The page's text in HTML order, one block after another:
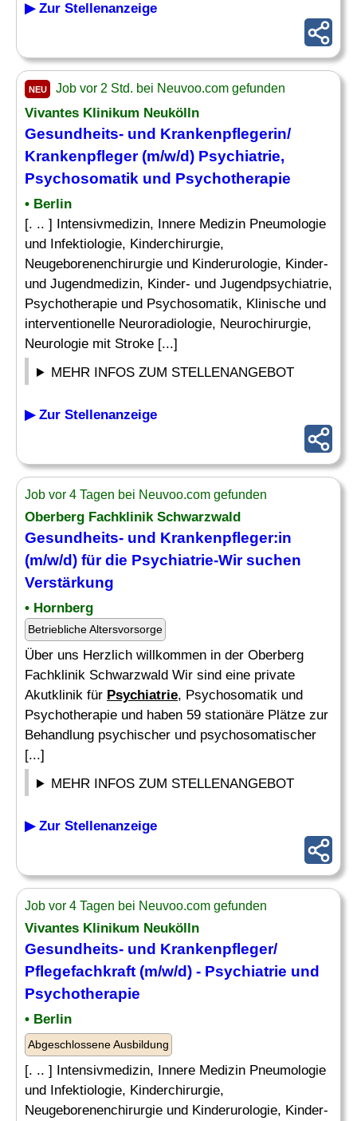
▶ Zur Stellenanzeige
NEU Job vor 2 Std. bei Neuvoo.com gefunden
Vivantes Klinikum Neukölln
Gesundheits- und Krankenpflegerin/
Krankenpfleger(m/w/d) Psychiatrie,
Psychosomatik und Psychotherapie
• Berlin
[. .. ] Intensivmedizin, Innere Medizin Pneumologie
und Infektiologie, Kinderchirurgie,
Neugeborenenchirurgie und Kinderurologie, Kinder-
und Jugendmedizin, Kinder- und Jugendpsychiatrie,
Psychotherapie und Psychosomatik, Klinische und
interventionelle Neuroradiologie, Neurochirurgie,
Neurologie mit Stroke [...]
MEHR INFOS ZUM STELLENANGEBOT
▶ Zur Stellenanzeige
Job vor 4 Tagen bei Neuvoo.com gefunden
Oberberg Fachklinik Schwarzwald
Gesundheits- und Krankenpfleger:in
(m/w/d) für die Psychiatrie-Wir suchen
Verstärkung
• Hornberg
Betriebliche Altersvorsorge
Über uns Herzlich willkommen in der Oberberg
Fachklinik Schwarzwald Wir sind eine private
Akutklinik für Psychiatrie, Psychosomatik und
Psychotherapie und haben 59 stationäre Plätze zur
Behandlung psychischer und psychosomatischer
[...]
MEHR INFOS ZUM STELLENANGEBOT
▶ Zur Stellenanzeige
Job vor 4 Tagen bei Neuvoo.com gefunden
Vivantes Klinikum Neukölln
Gesundheits- und Krankenpfleger/
Pflegefachkraft (m/w/d) - Psychiatrie und
Psychotherapie
• Berlin
Abgeschlossene Ausbildung
[. .. ] Intensivmedizin, Innere Medizin Pneumologie
und Infektiologie, Kinderchirurgie,
Neugeborenenchirurgie und Kinderurologie, Kinder-